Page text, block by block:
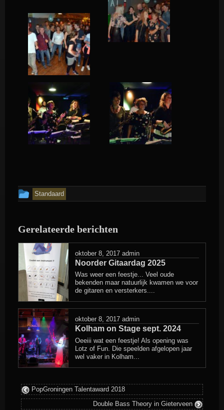
Dit
geplaatst
in
Standaard
Gerelateerde berichten
oktober 8, 2017 admin
Noorder Gitaardag 2025
Was weer een feestje... Veel oude
bekenden maar natuurlijk kwamen we voor
de gitaren en versterkers....
oktober 8, 2017 admin
Kolham on Stage sept. 2024
Oeeiii wat een feestje! Als opening was
Lotz of Fun. Die speelden afgelopen jaar
wel vaker in Kolham...
PopGroningen Talentaward 2018
Double Bass Theory in Gieterveen